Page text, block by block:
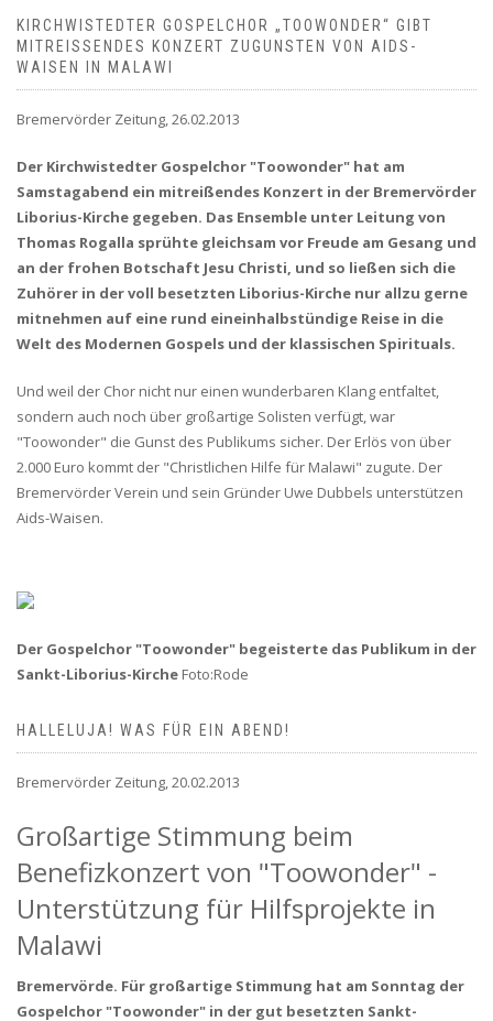
KIRCHWISTEDTER GOSPELCHOR „TOOWONDER“ GIBT
MITREISSENDES KONZERT ZUGUNSTEN VON AIDS-W
AISEN IN MALAWI
Bremervörder Zeitung, 26.02.2013
Der Kirchwistedter Gospelchor "Toowonder" hat am
Samstagabend ein mitreißendes Konzert in der Bremervörder
Liborius-Kirche gegeben. Das Ensemble unter Leitung von
Thomas Rogalla sprühte gleichsam vor Freude am Gesang und
an der frohen Botschaft Jesu Christi, und so ließen sich die
Zuhörer in der voll besetzten Liborius-Kirche nur allzu gerne
mitnehmen auf eine rund eineinhalbstündige Reise in die
Welt des Modernen Gospels und der klassischen Spirituals.
Und weil der Chor nicht nur einen wunderbaren Klang entfaltet,
sondern auch noch über großartige Solisten verfügt, war
"Toowonder" die Gunst des Publikums sicher. Der Erlös von über
2.000 Euro kommt der "Christlichen Hilfe für Malawi" zugute. Der
Bremervörder Verein und sein Gründer Uwe Dubbels unterstützen
Aids-Waisen.
Der Gospelchor "Toowonder" begeisterte das Publikum in der
Sankt-Liborius-Kirche Foto:Rode
HALLELUJA! WAS FÜR EIN ABEND!
Bremervörder Zeitung, 20.02.2013
Großartige Stimmung beim
Benefizkonzert von "Toowonder" -
Unterstützung für Hilfsprojekte in
Malawi
Bremervörde. Für großartige Stimmung hat am Sonntag der
Gospelchor "Toowonder" in der gut besetzten Sankt-